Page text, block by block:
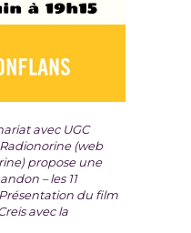
avec UGC
(web
propose une
– les 11
du film
avec la